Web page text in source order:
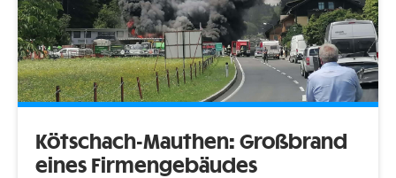
Kötschach-Mauthen: Groß­brand
eines Firmengebäudes